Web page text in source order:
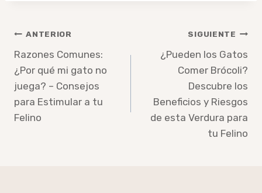
Navegación
de
entradas
ANTERIOR
Razones Comunes:
¿Por qué mi gato no
juega? – Consejos
para Estimular a tu
Felino
SIGUIENTE
¿Pueden los Gatos
Comer Brócoli?
Descubre los
Beneficios y Riesgos
de esta Verdura para
tu Felino